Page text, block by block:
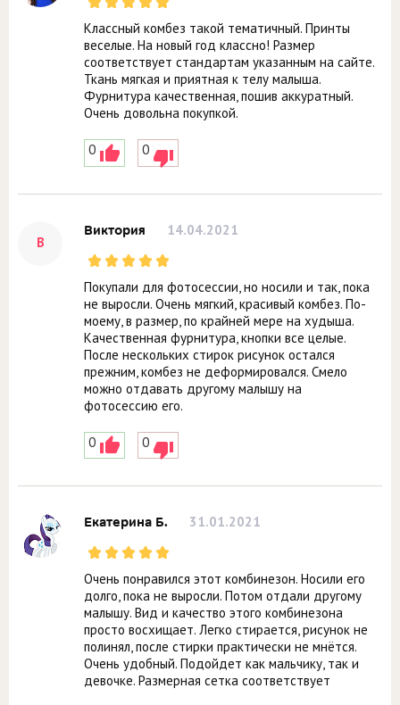
Классный комбез такой тематичный. Принты
веселые. На новый год классно! Размер
соответствует стандартам указанным на сайте.
Ткань мягкая и приятная к телу малыша.
Фурнитура качественная, пошив аккуратный.
Очень довольна покупкой.
0 0
В
Виктория 14.04.2021
Покупали для фотосессии, но носили и так, пока
не выросли. Очень мягкий, красивый комбез. По-
моему, в размер, по крайней мере на худыша.
Качественная фурнитура, кнопки все целые.
После нескольких стирок рисунок остался
прежним, комбез не деформировался. Смело
можно отдавать другому малышу на
фотосессию его.
0 0
Екатерина Б. 31.01.2021
Очень понравился этот комбинезон. Носили его
долго, пока не выросли. Потом отдали другому
малышу. Вид и качество этого комбинезона
просто восхищает. Легко стирается, рисунок не
полинял, после стирки практически не мнётся.
Очень удобный. Подойдет как мальчику, так и
девочке. Размерная сетка соответствует